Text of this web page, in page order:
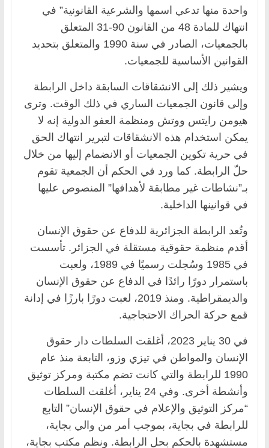
واحدة منها تدعي اسمها والشرعية القانونية” في
انتهاك للمادة 48 من القانون 90-31 المتعلق
بالجمعيات، الصادر في سنة 1990 والمتعلق بتحديد
القوانين الأساسية للجمعيات.
ويشير ذلك إلى الانشقاقات السابقة داخل الرابطة
وإلى قانون الجمعيات الساري في ذلك الوقت. وترى
هيومن رايتس ووتش ومنظمة العفو الدولية إنه لا
يمكن استخدام هذه الانشقاقات لتبرير انتهاك الحق
في حرية تكوين الجمعيات أو الانضمام إليها من خلال
حلّ الرابطة. كما ورد في الحكم أن الجمعية تقوم
بـ”نشاطات غير مطابقة لأهدافها” المنصوص عليها
في قوانينها الداخلية.
وتُعد الرابطة الجزائرية للدفاع عن حقوق الإنسان
أقدم منظمة حقوقية مستقلة في الجزائر. تأسست
في 1985 وسُجلت رسميًا في 1989، ولعبت
باستمرار دورًا رائدًا في الدفاع عن حقوق الإنسان
والديمقراطية. ومنذ 2019، لعبت دورًا بارزًا في إدانة
قمع حركة الحراك الاحتجاجية.
في 30 يناير 2023، أغلقت السلطات دار حقوق
الإنسان والمواطن في تيزي وزو، التابعة منذ عام
1990 للرابطة والتي كانت تضم مكتبة ومركز توثيق
وأنشطة أخرى. وفي 24 يناير، أغلقت السلطات
“مركز التوثيق والإعلام في حقوق الإنسان” التابع
للرابطة في بجاية، بموجب أمر من والي بجاية،
مستشهدة بالحكم بحل الرابطة. ونظم مكتب بجاية،